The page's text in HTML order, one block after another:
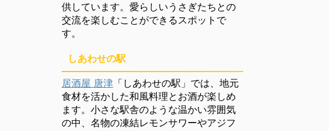
供しています。愛らしいうさぎたちとの
交流を楽しむことができるスポットで
す。
しあわせの駅
居酒屋 唐津 「しあわせの駅」では、地元
食材を活かした和風料理とお酒が楽しめ
ます。小さな駅舎のような温かい雰囲気
の中、名物の凍結レモンサワーやアジフ